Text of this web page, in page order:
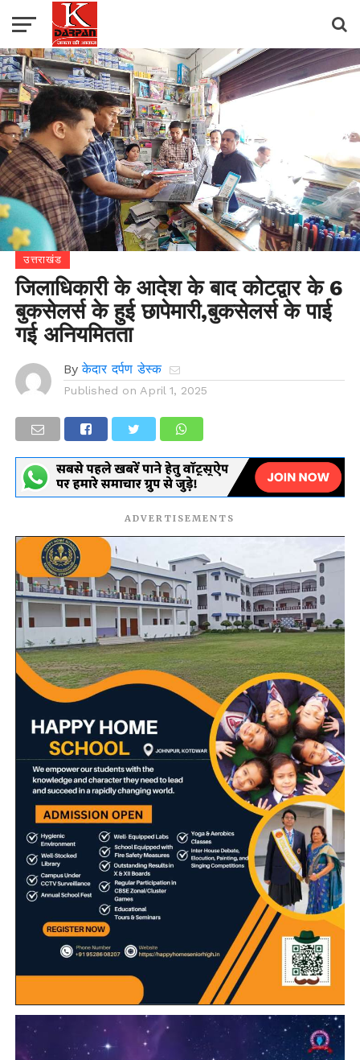
उत्तराखंड
जिलाधिकारी के आदेश के बाद कोटद्वार के 6
बुकसेलर्स के हुई छापेमारी,बुकसेलर्स के पाई
गई अनियमितता
By केदार दर्पण डेस्क
Published on April 1, 2025
ADVERTISEMENTS